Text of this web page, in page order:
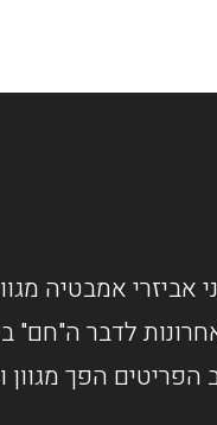
אביזרי אמבטיה
לדבר ה"חם"
הפריטים הפך